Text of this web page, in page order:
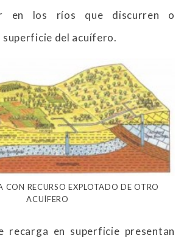
en los ríos que discurren o
superficie del acuífero.
CON RECURSO EXPLOTADO DE OTRO
ACUÍFERO
recarga en superficie presentan